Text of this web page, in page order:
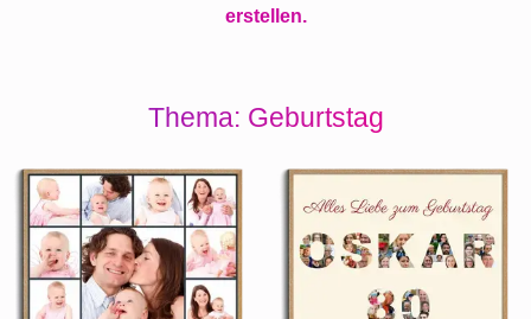
erstellen.
Thema: Geburtstag